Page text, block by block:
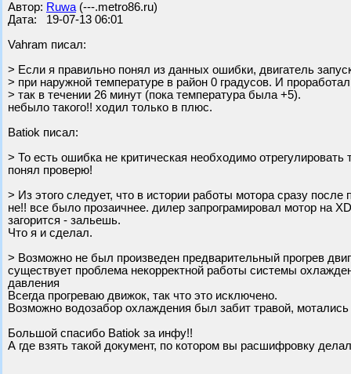
Автор: Ruwa (---.metro86.ru)
Дата: 19-07-13 06:01
Vahram писал:
> Если я правильно понял из данных ошибки, двигатель
> при наружной температуре в район 0 градусов. И
> так в течении 26 минут (пока температура была +5).
небыло такого!! ходил только в плюс.
Batiok писал:
> То есть ошибка не критическая необходимо отрегулировать
понял проверю!
> Из этого следует, что в истории работы мотора сразу
не!! все было прозаичнее. дилер запрограмировал мотор на
загорится - зальешь.
Что я и сделал.
> Возможно не был произведен предварительный прогрев
существует проблема некорректной работы системы
давления
Всегда прогреваю движок, так что это исключено.
Возможно водозабор охлаждения был забит травой,
Большой спасибо Batiok за инфу!!
А где взять такой документ, по котором вы расшифровку